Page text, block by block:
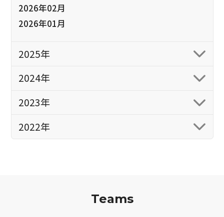
2026年02月
2026年01月
2025年
2024年
2023年
2022年
Teams